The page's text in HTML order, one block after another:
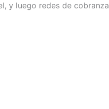
y luego redes de cobranza